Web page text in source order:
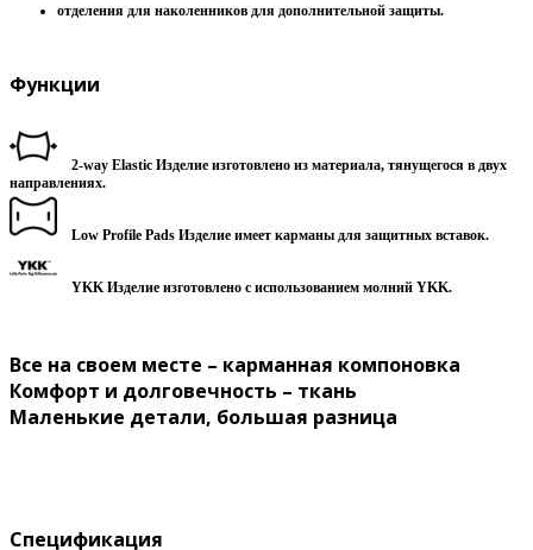
отделения для наколенников для дополнительной защиты.
Функции
2-way Elastic Изделие изготовлено из материала, тянущегося в двух
направлениях.
Low Profile Pads Изделие имеет карманы для защитных вставок.
YKKИзделие изготовлено с использованием молний YKK.
Все на своем месте – карманная компоновка
Комфорт и долговечность – ткань
Маленькие детали, большая разница
Спецификация